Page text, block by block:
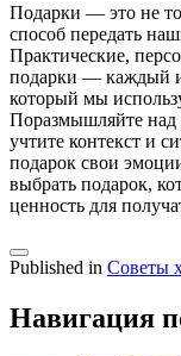
Подарки — это не
способ передать
Практические,
подарки — каждый
который мы
Поразмышляйте над
учтите контекст и
подарок свои
выбрать подарок,
ценность для
Published in Советы
Навигация